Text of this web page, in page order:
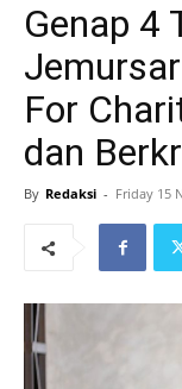
Genap 4
For
dan
By Redaksi - Friday 15